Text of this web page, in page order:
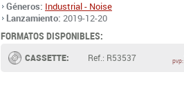
Géneros: Industrial - Noise
Lanzamiento: 2019-12-20
FORMATOS DISPONIBLES:
CASSETTE: Ref.: R53537 pvp: